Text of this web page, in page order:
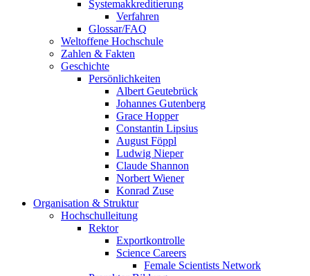
Systemakkreditierung
Verfahren
Glossar/FAQ
Weltoffene Hochschule
Zahlen & Fakten
Geschichte
Persönlichkeiten
Albert Geutebrück
Johannes Gutenberg
Grace Hopper
Constantin Lipsius
August Föppl
Ludwig Nieper
Claude Shannon
Norbert Wiener
Konrad Zuse
Organisation & Struktur
Hochschulleitung
Rektor
Exportkontrolle
Science Careers
Female Scientists Network